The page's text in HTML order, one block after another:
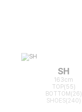
SH
163cm
TOP(55)
BOTTOM(26)
SHOES(240)